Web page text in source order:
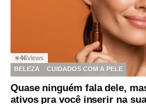
◉46Views
BELEZA
CUIDADOS COM A PELE
Quase ninguém fala dele,
ativos pra você inserir na